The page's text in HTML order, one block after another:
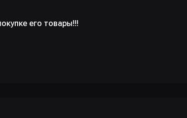
его товары!!!